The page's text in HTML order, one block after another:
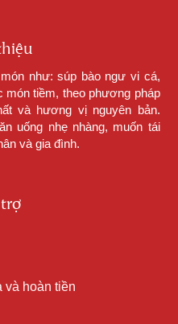
như: súp bào ngư vi cá,
món tiềm, theo phương pháp
và hương vị nguyên bản.
uống nhẹ nhàng, muốn tái
và gia đình.
và hoàn tiền